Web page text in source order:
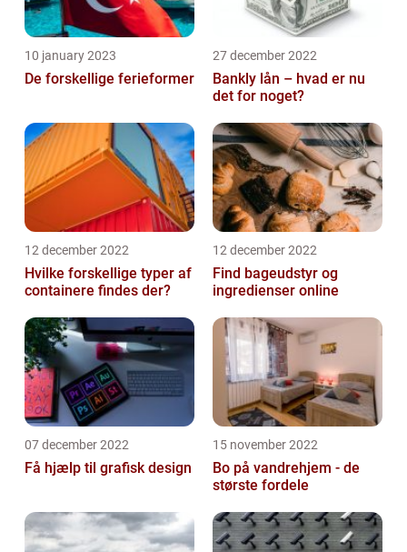
10 january 2023
De forskellige ferieformer
27 december 2022
Bankly lån – hvad er nu
det for noget?
12 december 2022
Hvilke forskellige typer af
containere findes der?
12 december 2022
Find bageudstyr og
ingredienser online
07 december 2022
Få hjælp til grafisk design
15 november 2022
Bo på vandrehjem - de
største fordele